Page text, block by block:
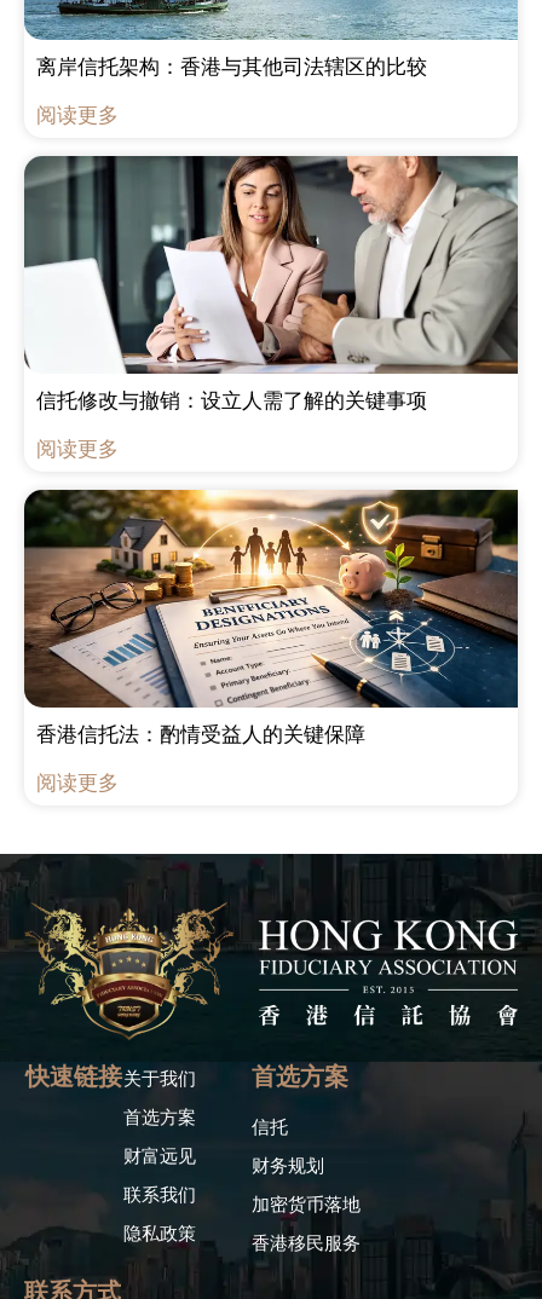
离岸信托架构：香港与其他司法辖区的比较
阅读更多
信托修改与撤销：设立人需了解的关键事项
阅读更多
香港信托法：酌情受益人的关键保障
阅读更多
快速链接关于我们
首选方案
财富远见
联系我们
隐私政策
首选方案
信托
财务规划
加密货币落地
香港移民服务
联系方式